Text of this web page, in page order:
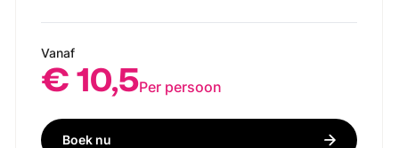
Vanaf
€ 10,5Per persoon
Boek nu